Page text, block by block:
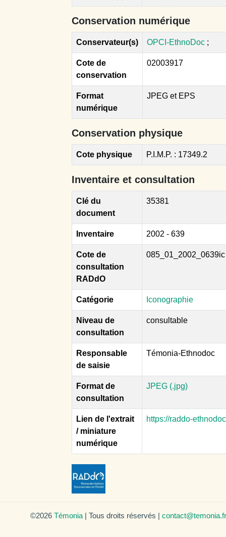
Conservation numérique
Conservateur(s) OPCI-EthnoDoc ;
Cote de
conservation
02003917
Format
numérique
JPEG et EPS
Conservation physique
Cote physique P.I.M.P. : 17349.2
Inventaire et consultation
Clé du
document
35381
Inventaire 2002 - 639
Cote de
consultation
RADdO
085_01_2002_0639ic
Catégorie Iconographie
Niveau de
consultation
consultable
Responsable
de saisie
Témonia-Ethnodoc
Format de
consultation
JPEG (.jpg)
Lien de l'extrait
/ miniature
numérique
https://raddo-
©2026 Témonia | Tous droits réservés | contact@temonia.fr